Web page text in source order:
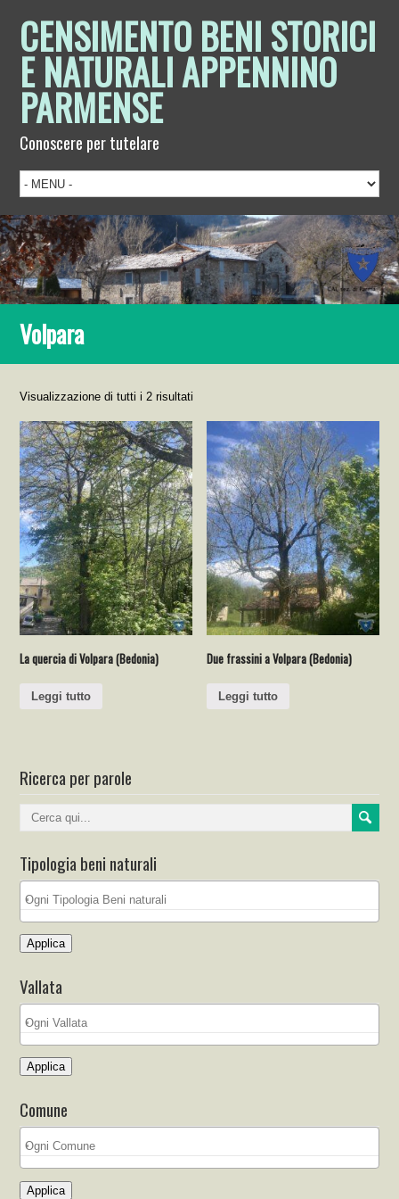
CENSIMENTO BENI STORICI
E NATURALI APPENNINO
PARMENSE
Conoscere per tutelare
Volpara
Visualizzazione di tutti i 2 risultati
La quercia di Volpara (Bedonia)
Leggi tutto
Due frassini a Volpara (Bedonia)
Leggi tutto
Ricerca per parole
Tipologia beni naturali
Applica
Vallata
Applica
Comune
Applica